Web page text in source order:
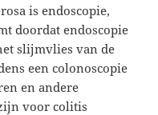
is endoscopie,
doordat endoscopie
slijmvlies van de
een colonoscopie
en andere
voor colitis